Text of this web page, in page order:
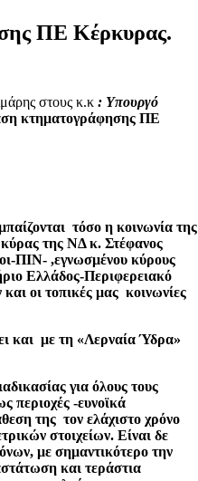
ΠΕ Κέρκυρας.
στους κ.κ : Υπουργό
κτηματογράφησης ΠΕ
τόσο η κοινωνία της
της ΝΔ κ. Στέφανος
ΠΙΝ- ,εγνωσμένου κύρους
Ελλάδος-Περιφερειακό
οι τοπικές μας κοινωνίες
και με τη «Λερναία Ύδρα»
για όλους τους
περιοχές -ευνοϊκά
της τον ελάχιστο χρόνο
στοιχείων. Είναι δε
με σημαντικότερο την
και τεράστια